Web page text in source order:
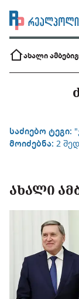
ახალი ამბები
საძიებო ტეგი:
მოიძებნა: 2
ᲐᲮᲐᲚᲘ